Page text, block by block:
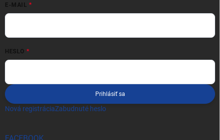
E-MAIL
HESLO
Prihlásiť sa
Nová registráciaZabudnuté heslo